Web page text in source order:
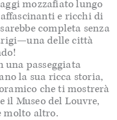
mozzafiato lungo
e ricchi di
completa senza
delle città
una passeggiata
la sua ricca storia,
che ti mostrerà
il Museo del Louvre,
molto altro.